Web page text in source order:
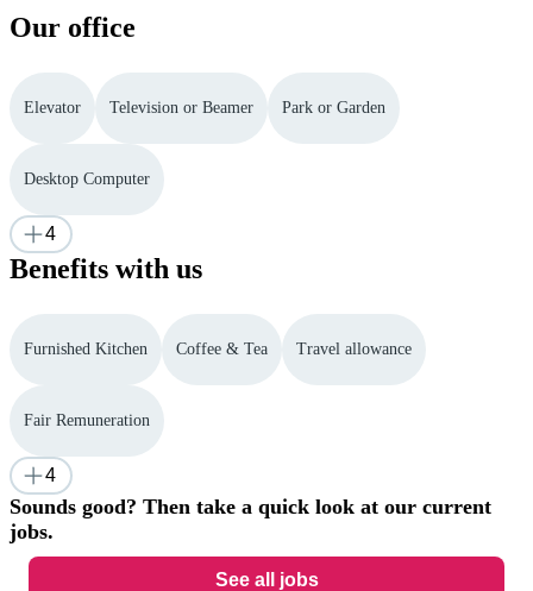
Our office
Elevator Television or Beamer Park or Garden
Desktop Computer
4
Benefits with us
Furnished Kitchen Coffee & Tea Travel allowance
Fair Remuneration
4
Sounds good? Then take a quick look at our current
jobs.
See all jobs